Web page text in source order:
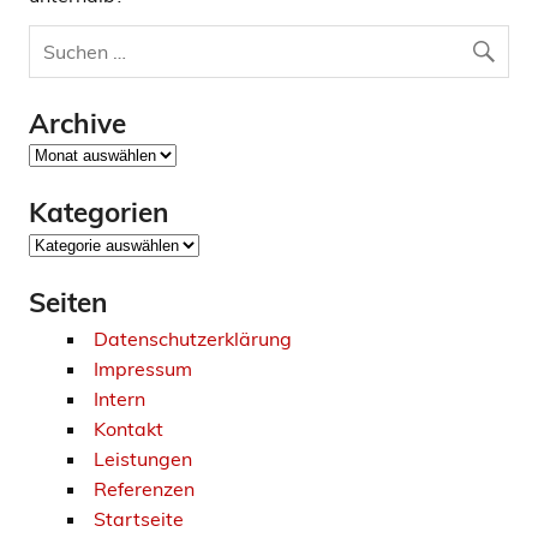
Archive
Archive
Kategorien
Kategorien
Seiten
Datenschutzerklärung
Impressum
Intern
Kontakt
Leistungen
Referenzen
Startseite